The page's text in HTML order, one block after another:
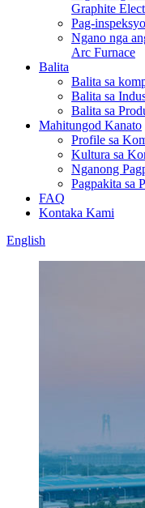
Graphite
Pag-
Ngano nga
Arc Furnace
Balita
Balita sa
Balita sa
Balita sa
Mahitungod Kanato
Profile sa
Kultura sa
Nganong
Pagpakita sa
FAQ
Kontaka Kami
English